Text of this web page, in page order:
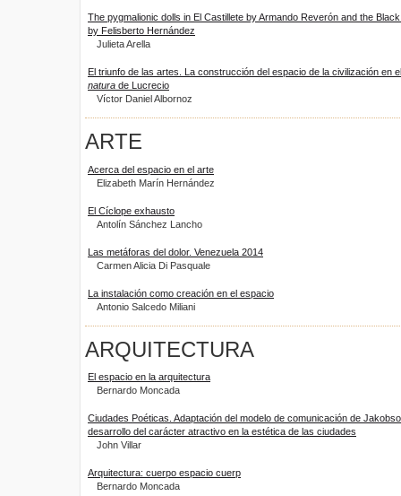
The pygmalionic dolls in El Castillete by Armando Reverón and the
by Felisberto Hernández
Julieta Arella
El triunfo de las artes. La construcción del espacio de la civilización en
natura de Lucrecio
Víctor Daniel Albornoz
ARTE
Acerca del espacio en el arte
Elizabeth Marín Hernández
El Cíclope exhausto
Antolín Sánchez Lancho
Las metáforas del dolor. Venezuela 2014
Carmen Alicia Di Pasquale
La instalación como creación en el espacio
Antonio Salcedo Miliani
ARQUITECTURA
El espacio en la arquitectura
Bernardo Moncada
Ciudades Poéticas. Adaptación del modelo de comunicación de
desarrollo del carácter atractivo en la estética de las ciudades
John Villar
Arquitectura: cuerpo espacio cuerp
Bernardo Moncada